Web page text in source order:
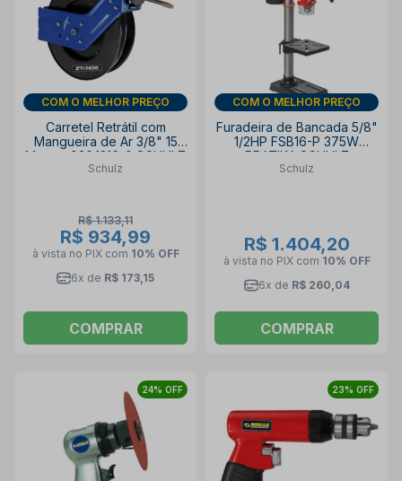
DIA DOS PAIS
Carretel Retrátil com
Mangueira de Ar 3/8" 15
Metros 920.1216-0 SCHULZ
Schulz
R$ 1.133,11
R$ 934,99
à vista no PIX com 10% OFF
6x de R$ 173,15
COMPRAR
DIA DOS PAIS
Furadeira de Bancada 5/8"
1/2HP FSB16-P 375W
PRATIKA SCHULZ
Schulz
R$ 1.404,20
à vista no PIX com 10% OFF
6x de R$ 260,04
COMPRAR
24% OFF 23% OFF